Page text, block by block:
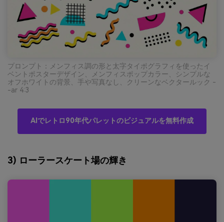
プロンプト：メンフィス調の形と太字タイポグラフィを使ったイ
ベントポスターデザイン、メンフィスポップカラー、シンプルな
オフホワイトの背景、手や写真なし、クリーンなベクタールック -
-ar 4:3
AIでレトロ90年代パレットのビジュアルを無料作成
3) ローラースケート場の輝き